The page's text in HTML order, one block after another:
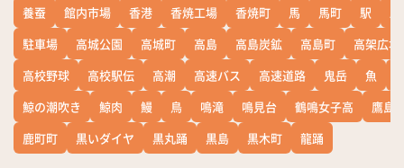
養蚕
館内市場 香港 香焼工場 香焼町 馬 馬町 駅
駐車場
高城公園 高城町 高島 高島炭鉱 高島町
高架広場
高校野球
高校駅伝 高潮 高速バス 高速道路 鬼岳 魚
鯨の潮吹き
鯨肉 鰻 鳥 鳴滝 鳴見台 鶴鳴女子高
鷹島
鹿町町
黒いダイヤ 黒丸踊 黒島 黒木町 龍踊